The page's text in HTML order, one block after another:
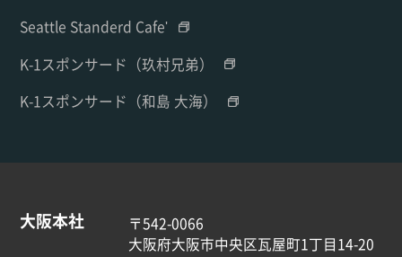
Seattle Standerd Cafe'
K-1スポンサード（玖村兄弟）
K-1スポンサード（和島 大海）
大阪本社
〒542-0066
大阪府大阪市中央区瓦屋町1丁目14-20